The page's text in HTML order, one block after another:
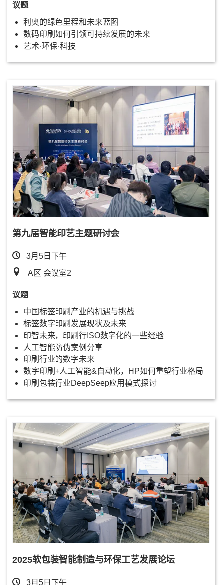
议题
利奥的绿色里程和未来蓝图
数码印刷如何引领可持续发展的未来
艺术·环保·科技
第九届智能印艺主题研讨会
3月5日下午
A区 会议室2
议题
中国标签印刷产业的机遇与挑战
标签数字印刷发展现状及未来
印智未来，印刷行ISO数字化的一些经验
人工智能防伪案例分享
印刷行业的数字未来
数字印刷+人工智能&自动化，HP如何重塑行业格局
印刷包装行业DeepSeep应用模式探讨
2025软包装智能制造与环保工艺发展论坛
3月5日下午